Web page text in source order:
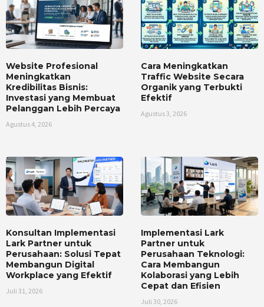
Website Profesional
Meningkatkan
Kredibilitas Bisnis:
Investasi yang Membuat
Pelanggan Lebih Percaya
Agustus 4, 2026
Cara Meningkatkan
Traffic Website Secara
Organik yang Terbukti
Efektif
Agustus 3, 2026
Konsultan Implementasi
Lark Partner untuk
Perusahaan: Solusi Tepat
Membangun Digital
Workplace yang Efektif
Juli 31, 2026
Implementasi Lark
Partner untuk
Perusahaan Teknologi:
Cara Membangun
Kolaborasi yang Lebih
Cepat dan Efisien
Juli 30, 2026